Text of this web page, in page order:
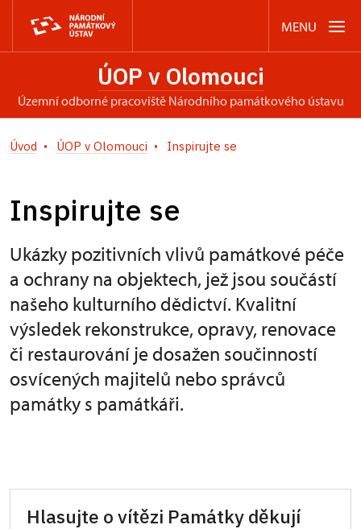
MENU
ÚOP v Olomouci
územní odborné pracoviště Národního památkového ústavu
Úvod ÚOP v Olomouci Inspirujte se
Inspirujte se
Ukázky pozitivních vlivů památkové péče
a ochrany na objektech, jež jsou součástí
našeho kulturního dědictví. Kvalitní
výsledek rekonstrukce, opravy, renovace
či restaurování je dosažen součinností
osvícených majitelů nebo správců
památky s památkáři.
Hlasujte o vítězi Památky děkují